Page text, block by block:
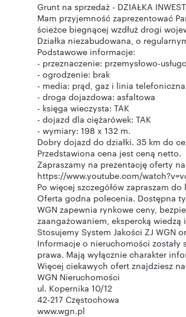
Grunt na sprzedaż - DZIAŁKA
Mam przyjemność zaprezentować
ścieżce biegnącej wzdłuż drogi
Działka niezabudowana, o
Podstawowe informacje:
- przeznaczenie: przemysłowo-
- ogrodzenie: brak
- media: prąd, gaz i linia
- droga dojazdowa: asfaltowa
- księga wieczysta: TAK
- dojazd dla ciężarówek: TAK
- wymiary: 198 x 132 m.
Dobry dojazd do działki. 35 km do
Przedstawiona cena jest ceną netto.
Zapraszamy na prezentację oferty
https://www.youtube.com/
Po więcej szczegółów zapraszam do
Oferta godna polecenia. Dostępna
WGN zapewnia rynkowe ceny,
zaangażowaniem, ekspercką
Stosujemy System Jakości ZJ WGN
Informacje o nieruchomości
prawa. Mają wyłącznie charakter
Więcej ciekawych ofert znajdziesz
WGN Nieruchomości
ul. Kopernika 10/12
42-217 Częstochowa
www.wgn.pl